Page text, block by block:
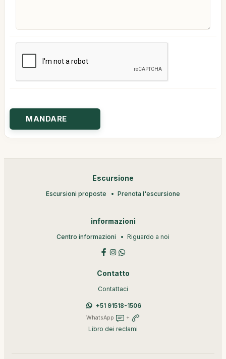
Escursione
Escursioni proposte Prenota l'escursione
informazioni
Centro informazioni Riguardo a noi
Contatto
Contattaci
+51 91518-1506
WhatsApp +
Libro dei reclami